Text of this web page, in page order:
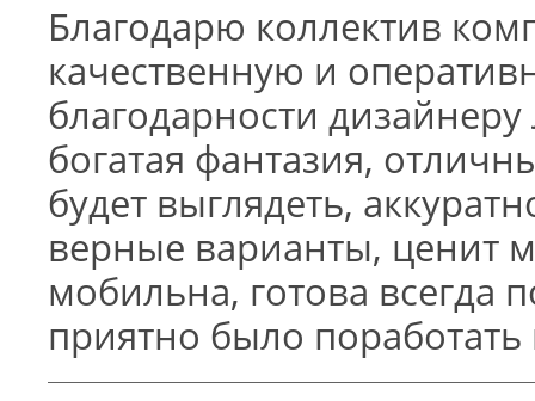
Благодарю коллектив
качественную и
благодарности
богатая фантазия,
будет выглядеть,
верные варианты, ценит
мобильна, готова всегда
приятно было